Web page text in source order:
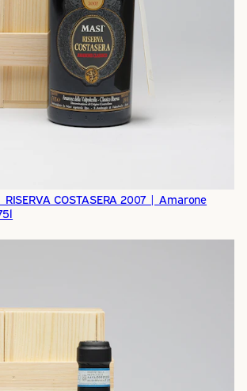
RISERVA COSTASERA 2007 | Amarone